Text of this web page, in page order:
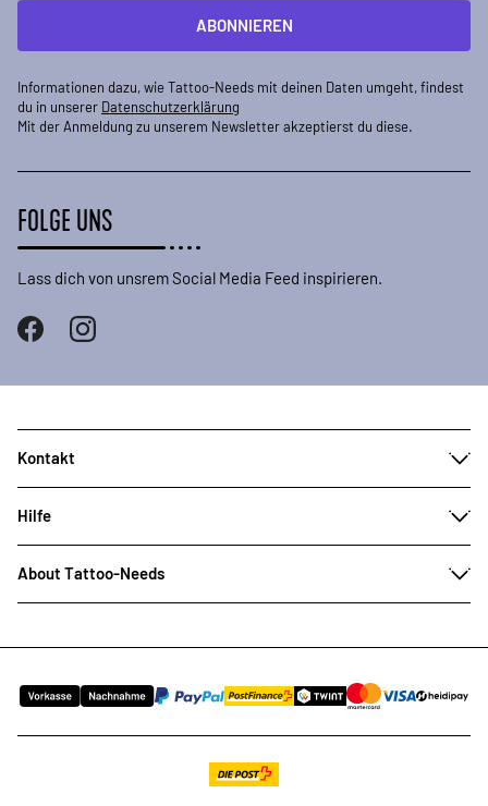
ABONNIEREN
Informationen dazu, wie Tattoo-Needs mit deinen Daten umgeht, findest
du in unserer Datenschutzerklärung
Mit der Anmeldung zu unserem Newsletter akzeptierst du diese.
FOLGE UNS
Lass dich von unsrem Social Media Feed inspirieren.
Kontakt
Hilfe
About Tattoo-Needs